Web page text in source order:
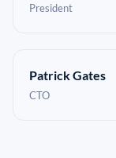
President
Patrick Gates
CTO